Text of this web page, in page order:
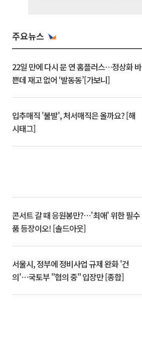
주요뉴스
22일 만에 다시 문 연 홈플러스…정상화 바
쁜데 재고 없어 ‘발동동’[가보니]
입추매직 '불발', 처서매직은 올까요? [해
시태그]
콘서트 갈 때 응원봉만?⋯'최애' 위한 필수
품 등장이오! [솔드아웃]
서울시, 정부에 정비사업 규제 완화 '건
의'⋯국토부 "협의 중" 입장만 [종합]